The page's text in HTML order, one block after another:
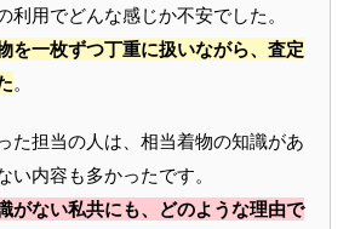
利用でどんな感じか不安でした。
を一枚ずつ丁重に扱いながら、査定
。
た担当の人は、相当着物の知識があ
い内容も多かったです。
がない私共にも、どのような理由で